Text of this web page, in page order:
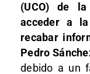
(UCO) de
acceder a
recabar
Pedro
debido a un